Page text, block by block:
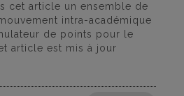
cet article un ensemble de
intra-académique
de points pour le
article est mis à jour